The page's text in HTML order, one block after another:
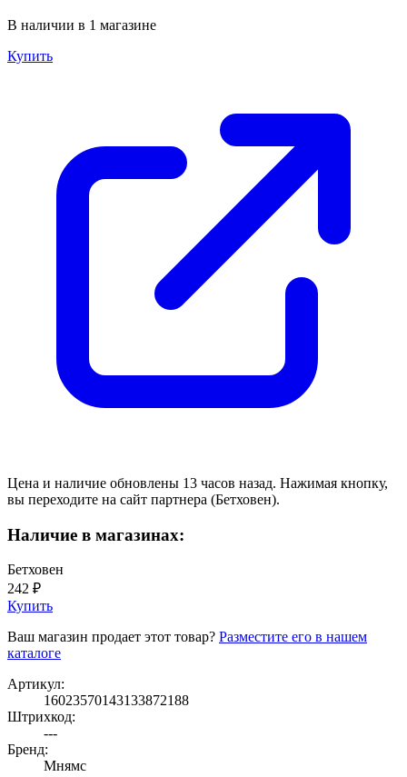
В наличии в 1 магазине
Купить
Цена и наличие обновлены 13 часов назад. Нажимая кнопку,
вы переходите на сайт партнера (Бетховен).
Наличие в магазинах:
Бетховен
242 ₽
Купить
Ваш магазин продает этот товар? Разместите его в нашем
каталоге
Артикул:
16023570143133872188
Штрихкод:
---
Бренд:
Мнямс